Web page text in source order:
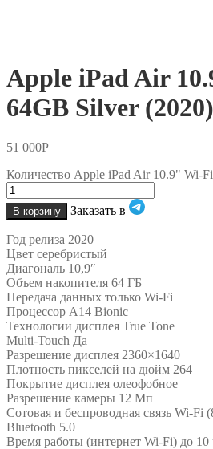
Apple iPad Air
64GB Silver (2020)
51 000Р
Количество Apple iPad Air 10.9" Wi-
В корзину Заказать в
Год релиза 2020
Цвет серебристый
Диагональ 10,9″
Объем накопителя 64 ГБ
Передача данных только Wi-Fi
Процессор A14 Bionic
Технологии дисплея True Tone
Multi-Touch Да
Разрешение дисплея 2360×1640
Плотность пикселей на дюйм 264
Покрытие дисплея олеофобное
Разрешение камеры 12 Мп
Сотовая и беспроводная связь Wi-Fi
Bluetooth 5.0
Время работы (интернет Wi-Fi) до 10